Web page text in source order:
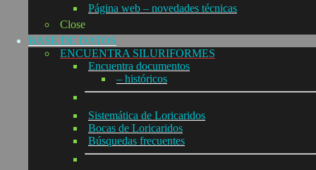
Página web – novedades técnicas
Close
BASE DE DATOS
ENCUENTRA SILURIFORMES
Encuentra documentos
– históricos
Sistemática de Loricaridos
Bocas de Loricaridos
Búsquedas frecuentes